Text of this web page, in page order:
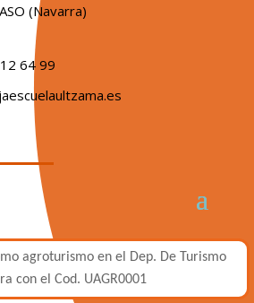
(Navarra)
64 99
agroturismo en el Dep. De Turismo
con el Cod. UAGR0001